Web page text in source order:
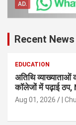
AD.
Recent
EDUCATION
अतिथि व्याख्याताओं
कॉलेजों में पढ़ाई
Aug 01, 2026 |